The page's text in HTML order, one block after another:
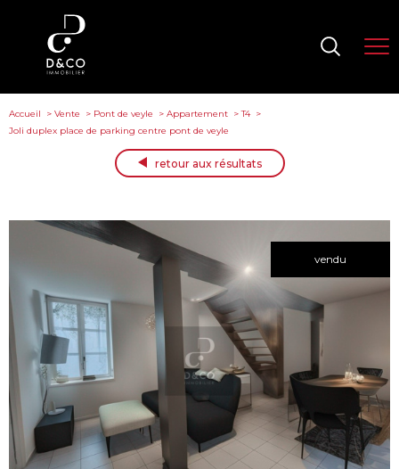
Accueil Vente Pont de veyle Appartement
T4
Joli duplex place de parking centre pont de veyle
retour aux résultats
vendu